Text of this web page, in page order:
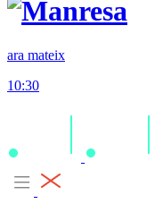
ara mateix
10:30